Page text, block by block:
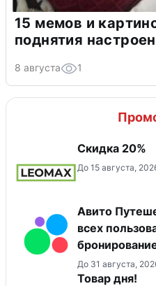
15 мемов и
поднятия
8 августа 1
Скидка 20%
До 15 августа,
Авито
всех
До 31 августа,
Товар дня!